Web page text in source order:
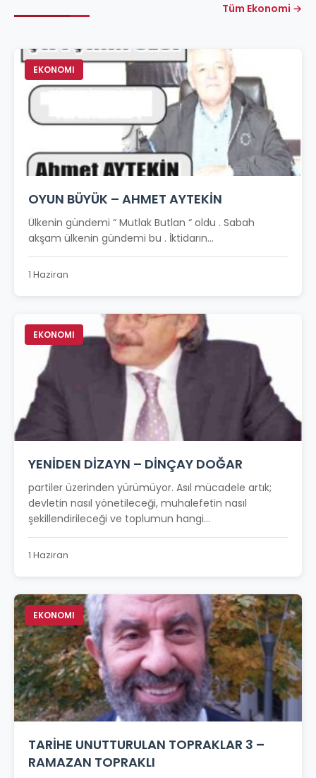
Tüm Ekonomi →
EKONOMI
OYUN BÜYÜK – AHMET AYTEKİN
Ülkenin gündemi “ Mutlak Butlan “ oldu . Sabah
akşam ülkenin gündemi bu . İktidarın...
1 Haziran
EKONOMI
YENİDEN DİZAYN – DİNÇAY DOĞAR
partiler üzerinden yürümüyor. Asıl mücadele artık;
devletin nasıl yönetileceği, muhalefetin nasıl
şekillendirileceği ve toplumun hangi...
1 Haziran
EKONOMI
TARİHE UNUTTURULAN TOPRAKLAR 3 –
RAMAZAN TOPRAKLI